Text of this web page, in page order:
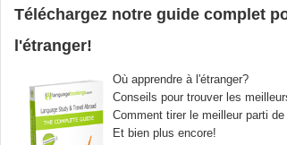
Téléchargez notre guide complet
l'étranger!
Où apprendre à l'étranger?
Conseils pour trouver les
Comment tirer le meilleur parti
Et bien plus encore!